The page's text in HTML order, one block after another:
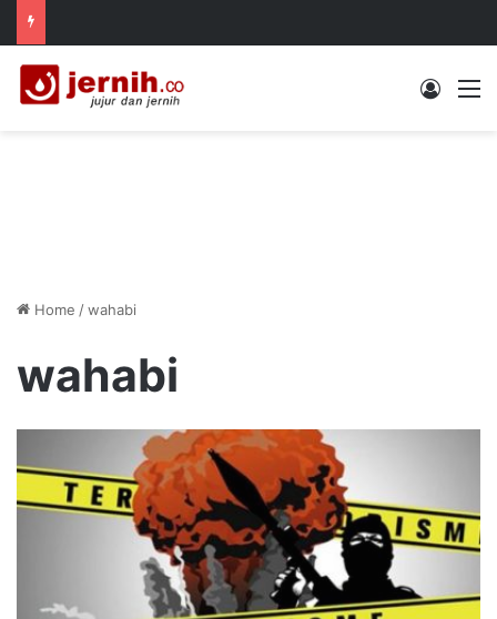
Log In
Home /wahabi
wahabi